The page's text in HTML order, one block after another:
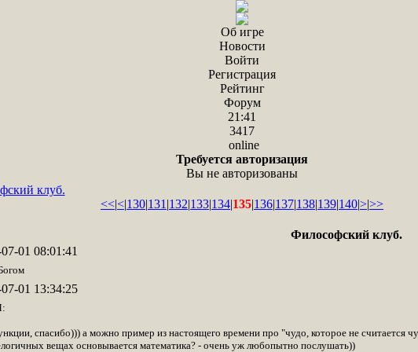
Об игре
Новости
Войти
Регистрация
Рейтинг
Форум
21:41
3417
online
Требуется авторизация
Вы не авторизованы
клуб.
<<|<|130|131 |132|133|134|135|136|137|138|139|140|>|>>
Философский клуб.
01 08:01:41
01 13:34:25
спасибо))) а можно пример из настоящего времени про "чудо, которое не считается
вещах основывается математика? - очень уж любопытно послушать))